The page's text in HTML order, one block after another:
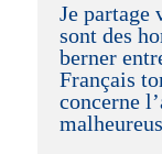
Je partage
sont des
berner
Français
concerne